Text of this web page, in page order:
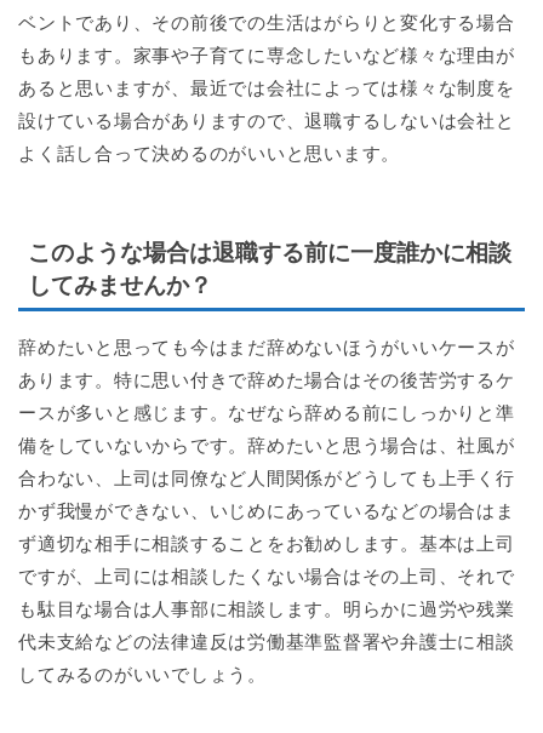
ベントであり、その前後での生活はがらりと変化する場合
もあります。家事や子育てに専念したいなど様々な理由が
あると思いますが、最近では会社によっては様々な制度を
設けている場合がありますので、退職するしないは会社と
よく話し合って決めるのがいいと思います。
このような場合は退職する前に一度誰かに相談
してみませんか？
辞めたいと思っても今はまだ辞めないほうがいいケースが
あります。特に思い付きで辞めた場合はその後苦労するケ
ースが多いと感じます。なぜなら辞める前にしっかりと準
備をしていないからです。辞めたいと思う場合は、社風が
合わない、上司は同僚など人間関係がどうしても上手く行
かず我慢ができない、いじめにあっているなどの場合はま
ず適切な相手に相談することをお勧めします。基本は上司
ですが、上司には相談したくない場合はその上司、それで
も駄目な場合は人事部に相談します。明らかに過労や残業
代未支給などの法律違反は労働基準監督署や弁護士に相談
してみるのがいいでしょう。